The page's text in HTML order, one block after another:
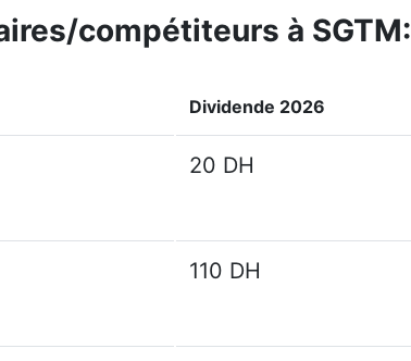
compétiteurs à SGTM:
Dividende 2026
20 DH
110 DH